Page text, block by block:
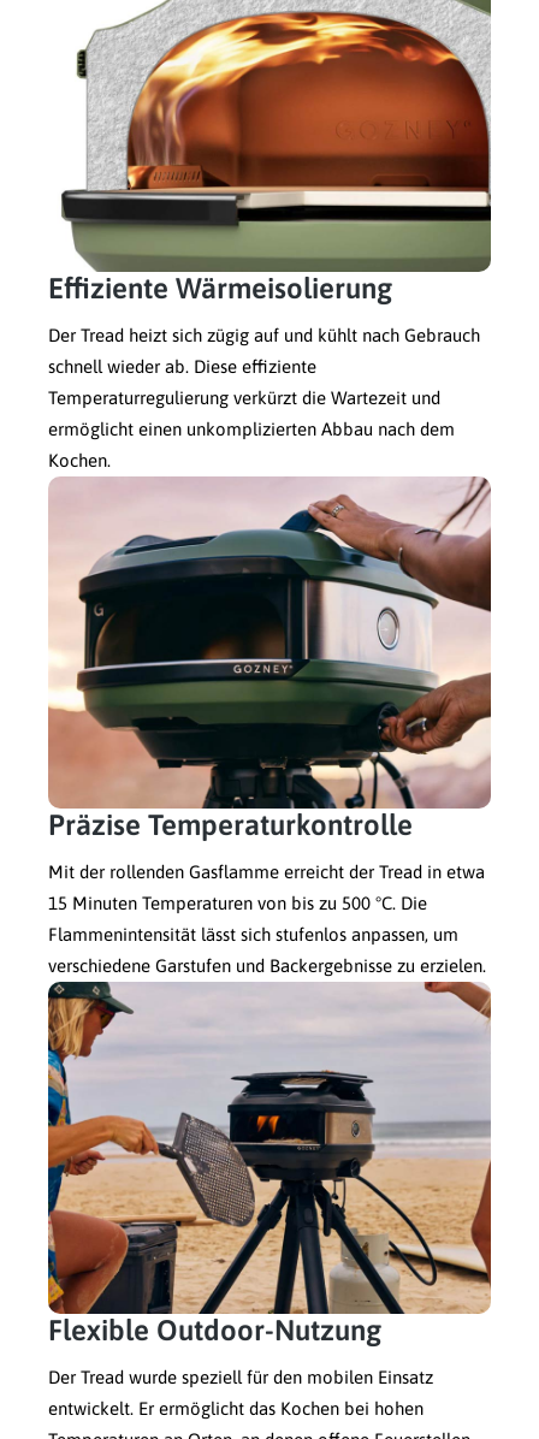
Effiziente Wärmeisolierung
Der Tread heizt sich zügig auf und kühlt nach Gebrauch
schnell wieder ab. Diese effiziente
Temperaturregulierung verkürzt die Wartezeit und
ermöglicht einen unkomplizierten Abbau nach dem
Kochen.
Präzise Temperaturkontrolle
Mit der rollenden Gasflamme erreicht der Tread in etwa
15 Minuten Temperaturen von bis zu 500 °C. Die
Flammenintensität lässt sich stufenlos anpassen, um
verschiedene Garstufen und Backergebnisse zu erzielen.
Flexible Outdoor-Nutzung
Der Tread wurde speziell für den mobilen Einsatz
entwickelt. Er ermöglicht das Kochen bei hohen